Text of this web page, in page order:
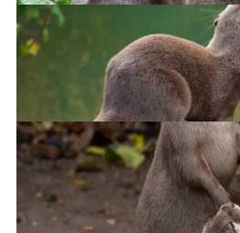
Fine, I'll take the otter train!